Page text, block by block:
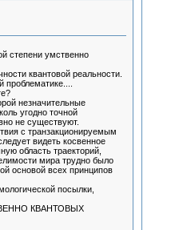
степени умственно
квантовой реальности.
незначительные
угодно точной
не существуют.
с транзакционируемым
видеть косвенное
область траекторий,
мира трудно было
основой всех принципов
посылки,
КВАНТОВЫХ